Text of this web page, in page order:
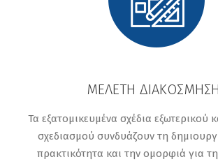
ΜΕΛΈΤΗ
Τα εξατομικευμένα σχέδια εξωτερικού
σχεδιασμού συνδυάζουν τη
πρακτικότητα και την ομορφιά για